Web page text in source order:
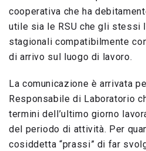
cooperativa che ha
utile sia le RSU che gli stessi
stagionali compatibilmente
di arrivo sul luogo di lavoro.
La comunicazione è arrivata
Responsabile di Laboratorio
termini dell’ultimo giorno
del periodo di attività. Per
cosiddetta “prassi” di far